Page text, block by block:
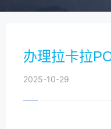
办理拉卡拉
2025-10-29